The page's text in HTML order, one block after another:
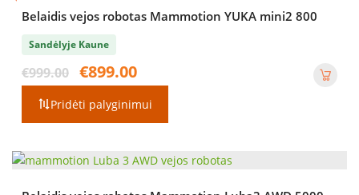
Belaidis vejos robotas Mammotion YUKA mini2 800
Sandėlyje Kaune
€999.00
Original
price
was:
€999.00.
€899.00
€899.00.
Pridėti palyginimui